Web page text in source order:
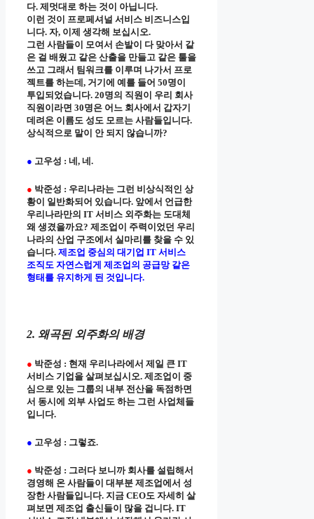
다. 제멋대로 하는 것이 아닙니다.
이런 것이 프로페셔널 서비스 비즈니스입
니다. 자, 이제 생각해 보십시오.
그런 사람들이 모여서 손발이 다 맞아서 같
은 걸 배웠고 같은 산출을 만들고 같은 툴을
쓰고 그래서 팀워크를 이루며 나가서 프로
젝트를 하는데, 거기에 예를 들어 50명이
투입되었습니다. 20명의 직원이 우리 회사
직원이라면 30명은 어느 회사에서 갑자기
데려온 이름도 성도 모르는 사람들입니다.
상식적으로 말이 안 되지 않습니까?
● 고우성 : 네, 네.
● 박준성 : 우리나라는 그런 비상식적인 상
황이 일반화되어 있습니다. 앞에서 언급한
우리나라만의 IT 서비스 외주화는 도대체
왜 생겼을까요? 제조업이 주력이었던 우리
나라의 산업 구조에서 실마리를 찾을 수 있
습니다. 제조업 중심의 대기업 IT 서비스
조직도 자연스럽게 제조업의 공급망 같은
형태를 유지하게 된 것입니다.
2. 왜곡된 외주화의 배경
● 박준성 : 현재 우리나라에서 제일 큰 IT
서비스 기업을 살펴보십시오. 제조업이 중
심으로 있는 그룹의 내부 전산을 독점하면
서 동시에 외부 사업도 하는 그런 사업체들
입니다.
● 고우성 : 그렇죠.
● 박준성 : 그러다 보니까 회사를 설립해서
경영해 온 사람들이 대부분 제조업에서 성
장한 사람들입니다. 지금 CEO도 자세히 살
펴보면 제조업 출신들이 많을 겁니다. IT